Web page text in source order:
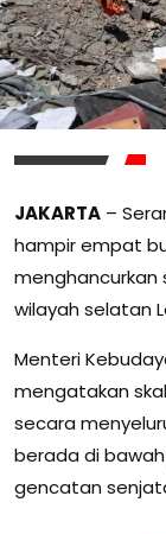
JAKARTA –
hampir empat
menghancurkan
wilayah selatan
Menteri
mengatakan
secara
berada di
gencatan